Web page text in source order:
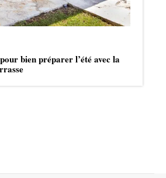
bien préparer l’été avec la